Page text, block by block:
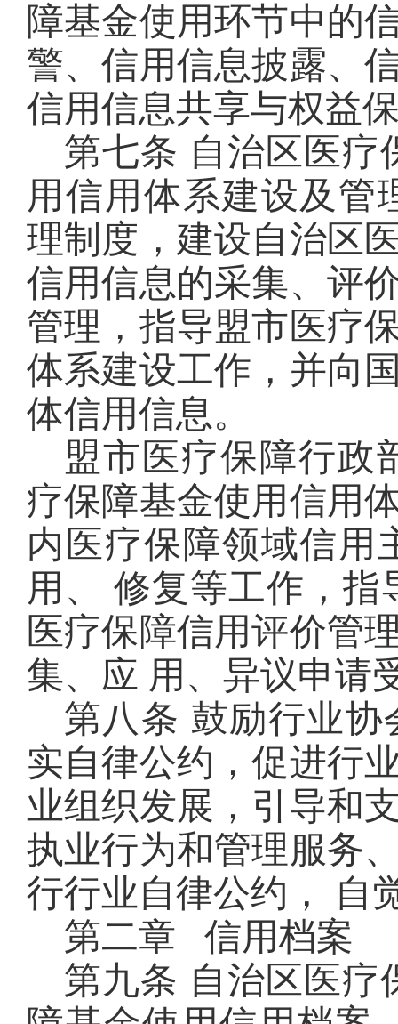
障基金使用环节中的
警、信用信息披露、
信用信息共享与权益
第七条 自治区医疗
用信用体系建设及管
理制度，建设自治区
信用信息的采集、评
管理，指导盟市医疗
体系建设工作，并向
体信用信息。
盟市医疗保障行政
疗保障基金使用信用
内医疗保障领域信用
用、 修复等工作，
医疗保障信用评价管
集、应 用、异议申请
第八条 鼓励行业
实自律公约，促进行
业组织发展，引导和
执业行为和管理服务
行行业自律公约， 自
第二章 信用档案
第九条 自治区医疗